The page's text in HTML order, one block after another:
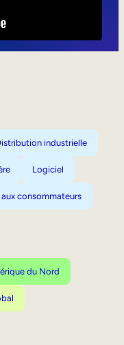
industrielle
Logiciel
consommateurs
du Nord